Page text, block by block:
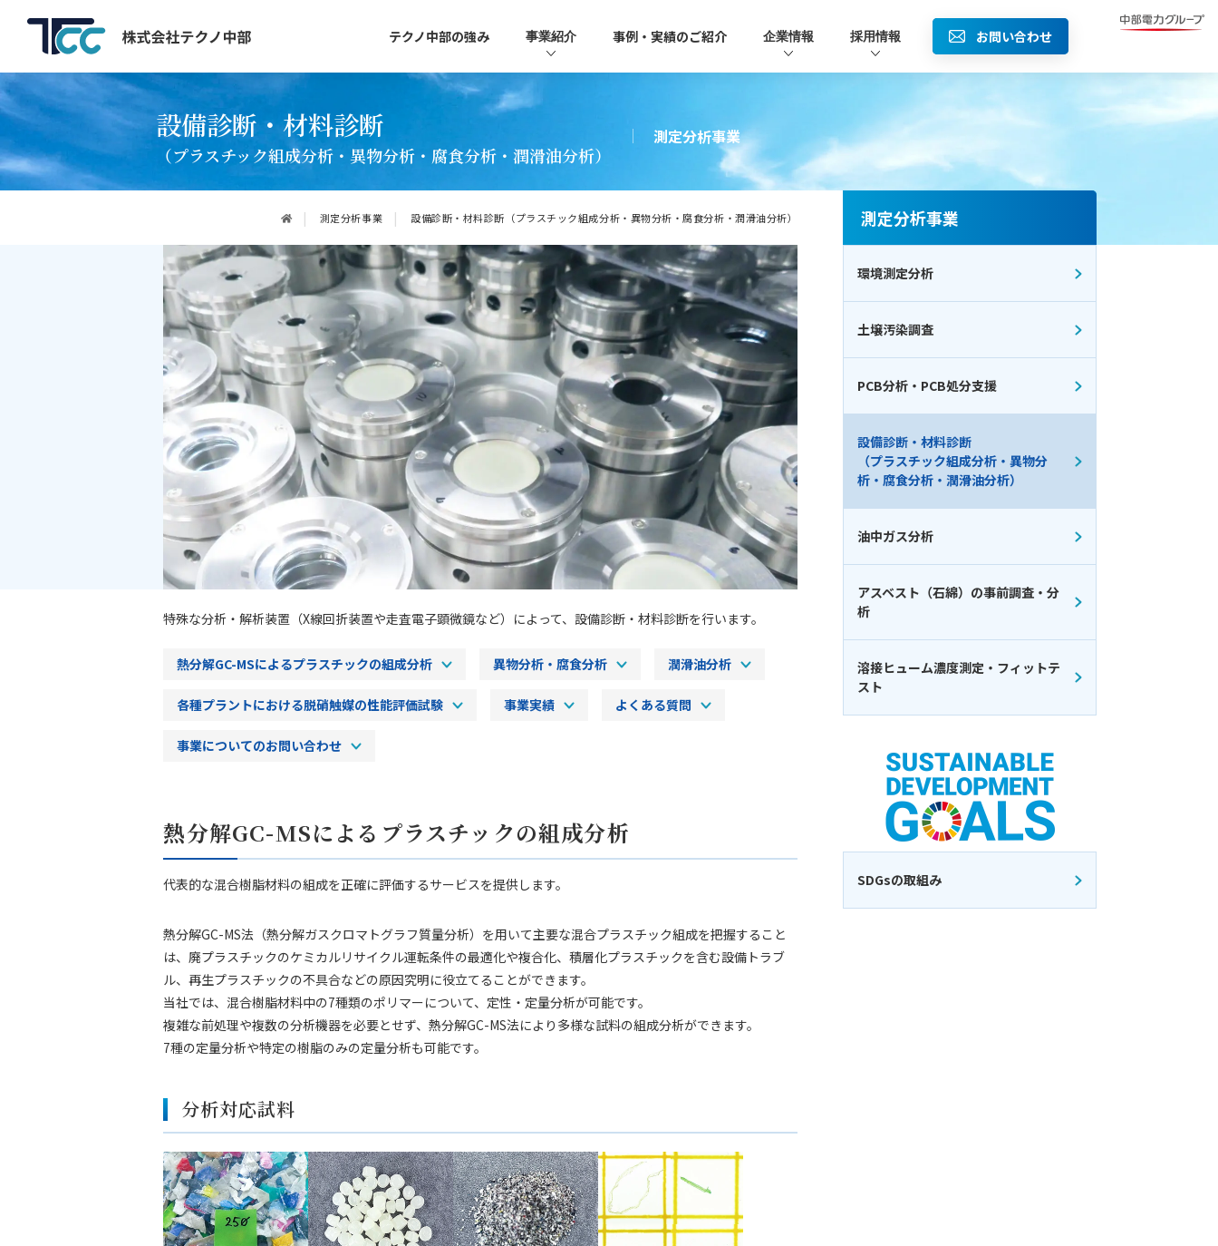
テクノ中部の強み 事業紹介 事例・実績のご紹介 企業情報 採用情報 お問い合わせ
設備診断・材料診断
（プラスチック組成分析・異物分析・腐食分析・潤滑油分析）
測定分析事業
測定分析事業 設備診断・材料診断（プラスチック組成分析・異物分析・腐食分析・潤滑油分析）
特殊な分析・解析装置（X線回折装置や走査電子顕微鏡など）によって、設備診断・材料診断を行います。
熱分解GC-MSによるプラスチックの組成分析 異物分析・腐食分析 潤滑油分析
各種プラントにおける脱硝触媒の性能評価試験 事業実績 よくある質問
事業についてのお問い合わせ
熱分解GC-MSによるプラスチックの組成分析
代表的な混合樹脂材料の組成を正確に評価するサービスを提供します。
熱分解GC-MS法（熱分解ガスクロマトグラフ質量分析）を用いて主要な混合プラスチック組成を把握すること
は、廃プラスチックのケミカルリサイクル運転条件の最適化や複合化、積層化プラスチックを含む設備トラブ
ル、再生プラスチックの不具合などの原因究明に役立てることができます。
当社では、混合樹脂材料中の7種類のポリマーについて、定性・定量分析が可能です。
複雑な前処理や複数の分析機器を必要とせず、熱分解GC-MS法により多様な試料の組成分析ができます。
7種の定量分析や特定の樹脂のみの定量分析も可能です。
分析対応試料
測定分析事業
環境測定分析
土壌汚染調査
PCB分析・PCB処分支援
設備診断・材料診断
（プラスチック組成分析・異物分
析・腐食分析・潤滑油分析）
油中ガス分析
アスベスト（石綿）の事前調査・分
析
溶接ヒューム濃度測定・フィットテ
スト
SDGsの取組み